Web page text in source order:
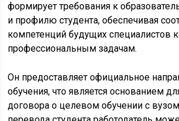
формирует требования к
и профилю студента, обеспечивая
компетенций будущих специалистов
профессиональным задачам.
Он предоставляет официальное
обучения, что является основанием
договора о целевом обучении с